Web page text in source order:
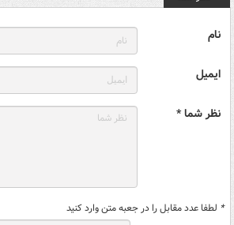
نام
ایمیل
نظر شما *
* لطفا عدد مقابل را در جعبه متن وارد کنید